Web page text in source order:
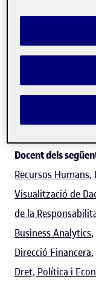
Catedràtic dels
Economia
Expert/a en:
l'economia i
econometria) i
Docent dels
Recursos Humans,
Visualització de
de la
Business Analytics,
Direcció Financera,
Dret, Política i